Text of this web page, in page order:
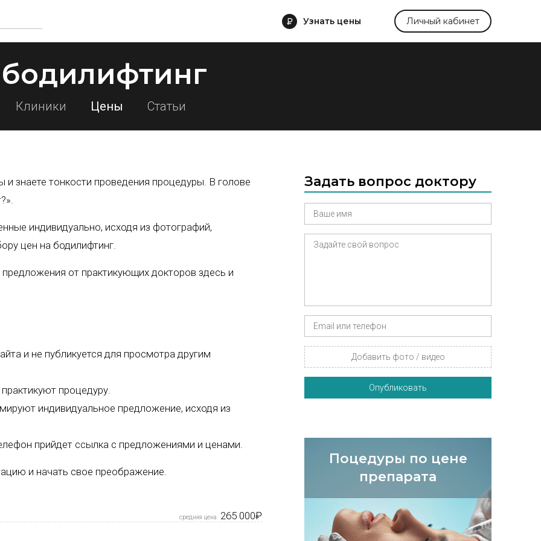
Узнать цены Личный кабинет
Клиники Цены Статьи
знаете тонкости проведения процедуры. В голове
индивидуально, исходя из фотографий,
цен на бодилифтинг.
от практикующих докторов здесь и
и не публикуется для просмотра другим
процедуру.
индивидуальное предложение, исходя из
прийдет ссылка с предложениями и ценами.
и начать свое преображение.
265 000₽
Задать вопрос доктору
Добавить фото / видео
Опубликовать
Поцедуры по цене
препарата